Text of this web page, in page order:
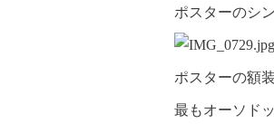
ポスターのシ
ポスターの額
最もオーソド